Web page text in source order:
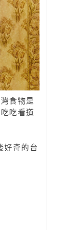
食物是
吃看道
好奇的台